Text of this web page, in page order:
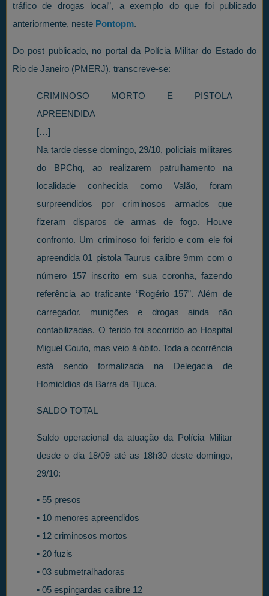
tráfico de drogas local”, a exemplo do que foi publicado
anteriormente, neste Pontopm.
Do post publicado, no portal da Polícia Militar do Estado do
Rio de Janeiro (PMERJ), transcreve-se:
CRIMINOSO MORTO E PISTOLA
APREENDIDA
[…]
Na tarde desse domingo, 29/10, policiais militares
do BPChq, ao realizarem patrulhamento na
localidade conhecida como Valão, foram
surpreendidos por criminosos armados que
fizeram disparos de armas de fogo. Houve
confronto. Um criminoso foi ferido e com ele foi
apreendida 01 pistola Taurus calibre 9mm com o
número 157 inscrito em sua coronha, fazendo
referência ao traficante “Rogério 157”. Além de
carregador, munições e drogas ainda não
contabilizadas. O ferido foi socorrido ao Hospital
Miguel Couto, mas veio à óbito. Toda a ocorrência
está sendo formalizada na Delegacia de
Homicídios da Barra da Tijuca.
SALDO TOTAL
Saldo operacional da atuação da Polícia Militar
desde o dia 18/09 até as 18h30 deste domingo,
29/10:
• 55 presos
• 10 menores apreendidos
• 12 criminosos mortos
• 20 fuzis
• 03 submetralhadoras
• 05 espingardas calibre 12